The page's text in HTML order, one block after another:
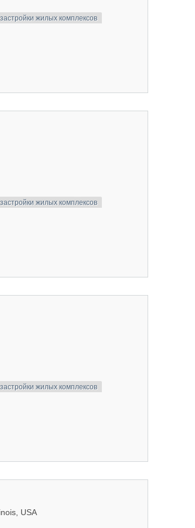
жилых комплексов
жилых комплексов
жилых комплексов
USA